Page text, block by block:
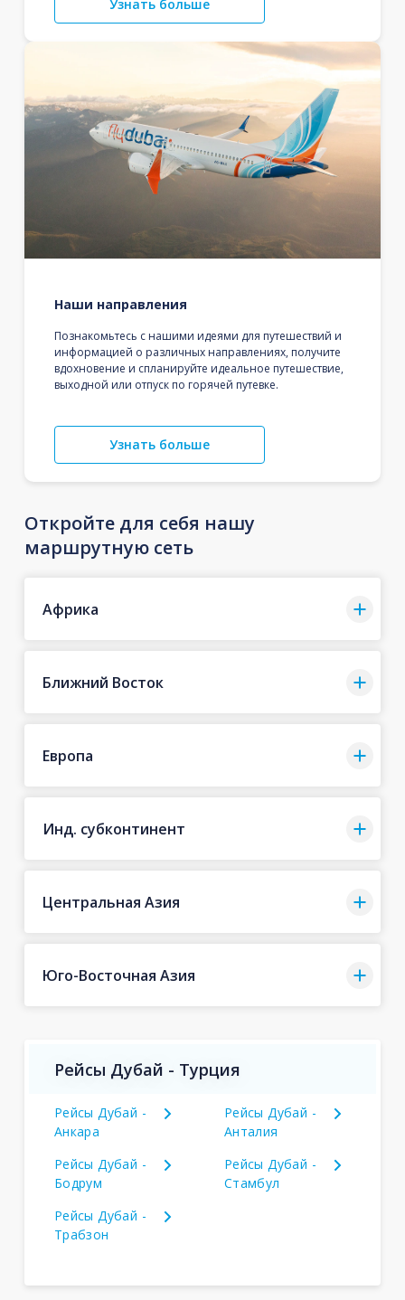
Узнать больше
Наши направления
Познакомьтесь с нашими идеями для путешествий и
информацией о различных направлениях, получите
вдохновение и спланируйте идеальное путешествие,
выходной или отпуск по горячей путевке.
Узнать больше
Откройте для себя нашу
маршрутную сеть
Африка
Ближний Восток
Европа
Инд. субконтинент
Центральная Азия
Юго-Восточная Азия
Рейсы Дубай - Турция
Рейсы Дубай -
Анкара
Рейсы Дубай -
Анталия
Рейсы Дубай -
Бодрум
Рейсы Дубай -
Стамбул
Рейсы Дубай -
Трабзон